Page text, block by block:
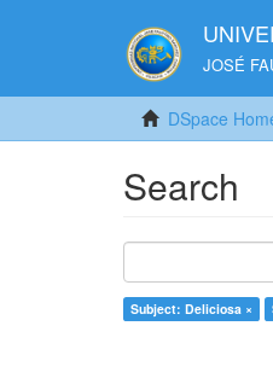
JOSÉ
DSpace
Search
Subject: Deliciosa ×